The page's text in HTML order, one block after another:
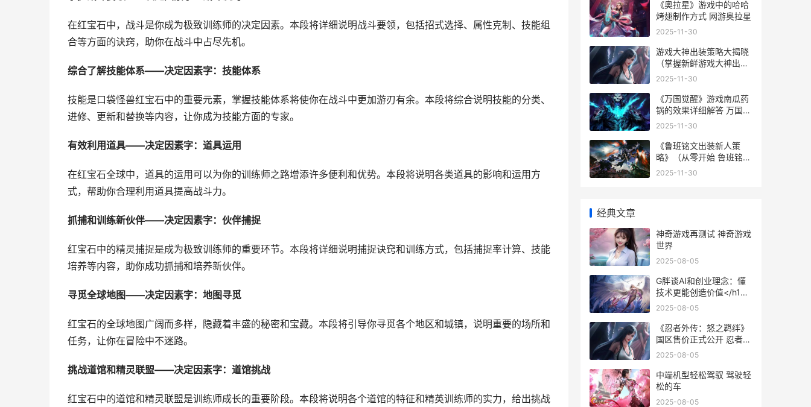
在红宝石中，战斗是你成为极致训练师的决定因素。本段将详细说明战斗要领，包括招式选择、属性克制、技能组
合等方面的诀窍，助你在战斗中占尽先机。
综合了解技能体系——决定因素字：技能体系
技能是口袋怪兽红宝石中的重要元素，掌握技能体系将使你在战斗中更加游刃有余。本段将综合说明技能的分类、
进修、更新和替换等内容，让你成为技能方面的专家。
有效利用道具——决定因素字：道具运用
在红宝石全球中，道具的运用可以为你的训练师之路增添许多便利和优势。本段将说明各类道具的影响和运用方
式，帮助你合理利用道具提高战斗力。
抓捕和训练新伙伴——决定因素字：伙伴捕捉
红宝石中的精灵捕捉是成为极致训练师的重要环节。本段将详细说明捕捉诀窍和训练方式，包括捕捉率计算、技能
培养等内容，助你成功抓捕和培养新伙伴。
寻觅全球地图——决定因素字：地图寻觅
红宝石的全球地图广阔而多样，隐藏着丰盛的秘密和宝藏。本段将引导你寻觅各个地区和城镇，说明重要的场所和
任务，让你在冒险中不迷路。
挑战道馆和精灵联盟——决定因素字：道馆挑战
红宝石中的道馆和精灵联盟是训练师成长的重要阶段。本段将说明各个道馆的特征和精英训练师的实力，给出挑战
《奥拉星》游戏中的哈哈
烤翅制作方式 网游奥拉星
2025-11-30
游戏大神出装策略大揭晓
（掌握新鲜游戏大神出装
策略 王者大神出装
2025-11-30
《万国觉醒》游戏南瓜药
锅的效果详细解答 万国觉
醒游戏视频解说
2025-11-30
《鲁班铭文出装新人策
略》（从零开始 鲁班铭文
和出装:鲁班铭文及思路玩
2025-11-30
经典文章
神奇游戏再测试 神奇游戏
世界
2025-08-05
G胖谈AI和创业理念：懂
技术更能创造价值</h1>
创业者小胖
2025-08-05
《忍者外传：怒之羁绊》
国区售价正式公开 忍者外
传怒之羁绊安卓
2025-08-05
中端机型轻松驾驭 驾驶轻
松的车
2025-08-05